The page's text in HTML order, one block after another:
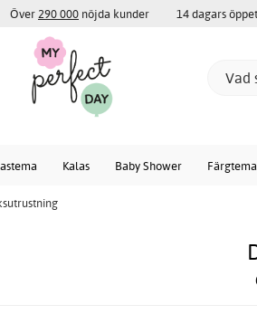
Över 290 000 nöjda kunder 14 dagars
Kalas Baby Shower Färgtema